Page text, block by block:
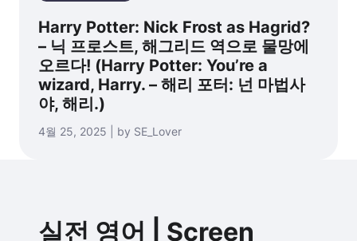
Harry Potter: Nick Frost as Hagrid?
– 닉 프로스트, 해그리드 역으로 물망에
오르다! (Harry Potter: You’re a
wizard, Harry. – 해리 포터: 넌 마법사
야, 해리.)
4월 25, 2025 | by SE_Lover
실전 영어 | Screen